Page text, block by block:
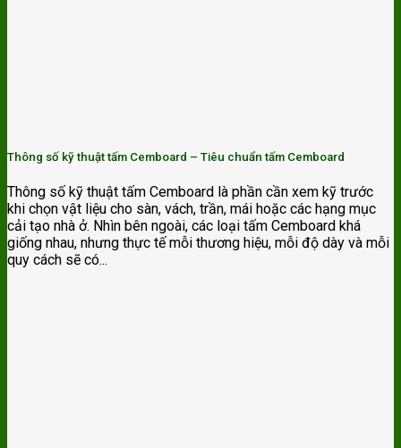
Thông số kỹ thuật tấm Cemboard – Tiêu chuẩn tấm Cemboard
Thông số kỹ thuật tấm Cemboard là phần cần xem kỹ trước
khi chọn vật liệu cho sàn, vách, trần, mái hoặc các hạng mục
cải tạo nhà ở. Nhìn bên ngoài, các loại tấm Cemboard khá
giống nhau, nhưng thực tế mỗi thương hiệu, mỗi độ dày và mỗi
quy cách sẽ có...